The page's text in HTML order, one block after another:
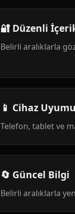
🔐 Düzenli
Belirli aralıklarla
📱 Cihaz Uyumu
Telefon, tablet ve
🔄 Güncel Bilgi
Belirli aralıklarla